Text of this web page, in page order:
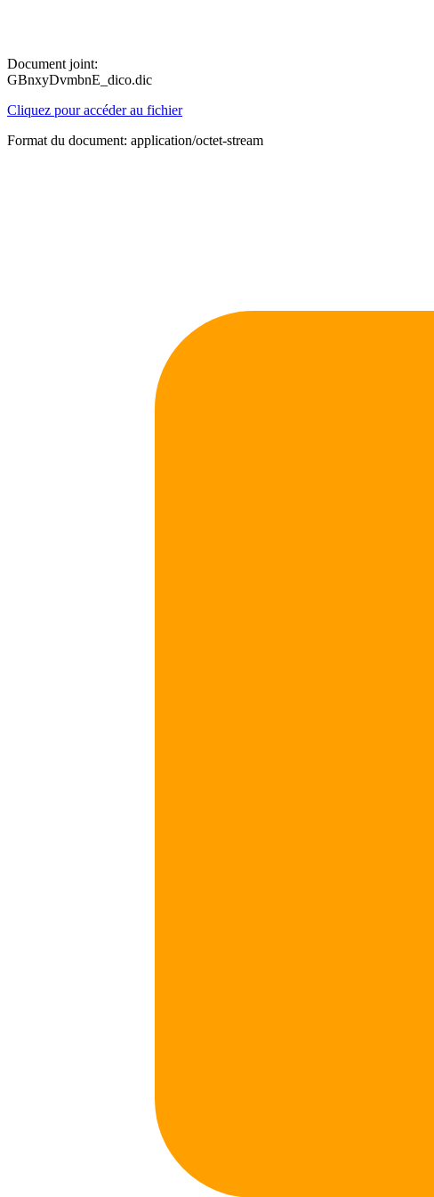
Document joint:
GBnxyDvmbnE_dico.dic
Cliquez pour accéder au fichier
Format du document: application/octet-stream